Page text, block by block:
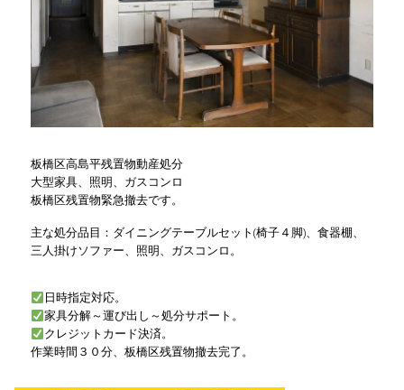
板橋区高島平残置物動産処分
大型家具、照明、ガスコンロ
板橋区残置物緊急撤去です。
主な処分品目：ダイニングテーブルセット(椅子４脚)、食器棚、
三人掛けソファー、照明、ガスコンロ。
日時指定対応。
家具分解～運び出し～処分サポート。
クレジットカード決済。
作業時間３０分、板橋区残置物撤去完了。